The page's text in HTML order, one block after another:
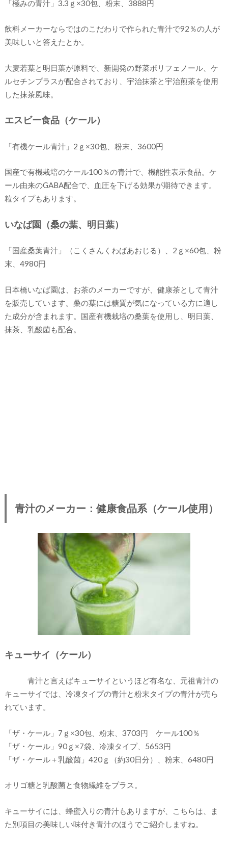
「極みの青汁」3.3ｇ×30包、粉末、3888円
飲料メーカーならではのこだわりで作られた青汁で92％の人が
美味しいと答えたとか。
大麦若葉と明日葉が原料で、新開発の野菜ポリフェノール、ケ
ルセチンプラスが配合されており、宇治抹茶と宇治煎茶を使用
した抹茶風味。
エスビー食品（ケール）
「有機ケール青汁」2ｇ×30包、粉末、3600円
国産で有機栽培のケール100％の青汁で、機能性表示食品。ケ
ール由来のGABA配合で、血圧を下げる効果が期待できます。
粒タイプもあります。
いなば園（桑の葉、明日葉）
「国産桑葉青汁」（こくさんくわばあおじる）、2ｇ×60包、粉
末、4980円
日本橋いなば園は、お茶のメーカーですが、健康茶として青汁
を販売しています。桑の葉には糖質が気になっている方に適し
た成分が含まれます。国産有機栽培の桑葉を使用し、明日葉、
抹茶、乳酸菌も配合。
青汁のメーカー：健康食品系（ケール使用）
キューサイ（ケール）
青汁と言えばキューサイというほど有名な、元祖青汁の
キューサイでは、冷凍タイプの青汁と粉末タイプの青汁が売ら
れています。
「ザ・ケール」7ｇ×30包、粉末、3703円 ケール100％
「ザ・ケール」90ｇ×7袋、冷凍タイプ、5653円
「ザ・ケール＋乳酸菌」420ｇ（約30日分）、粉末、6480円
オリゴ糖と乳酸菌と食物繊維をプラス。
キューサイには、蜂蜜入りの青汁もありますが、こちらは、ま
た別項目の美味しい味付き青汁のほうでご紹介しますね。